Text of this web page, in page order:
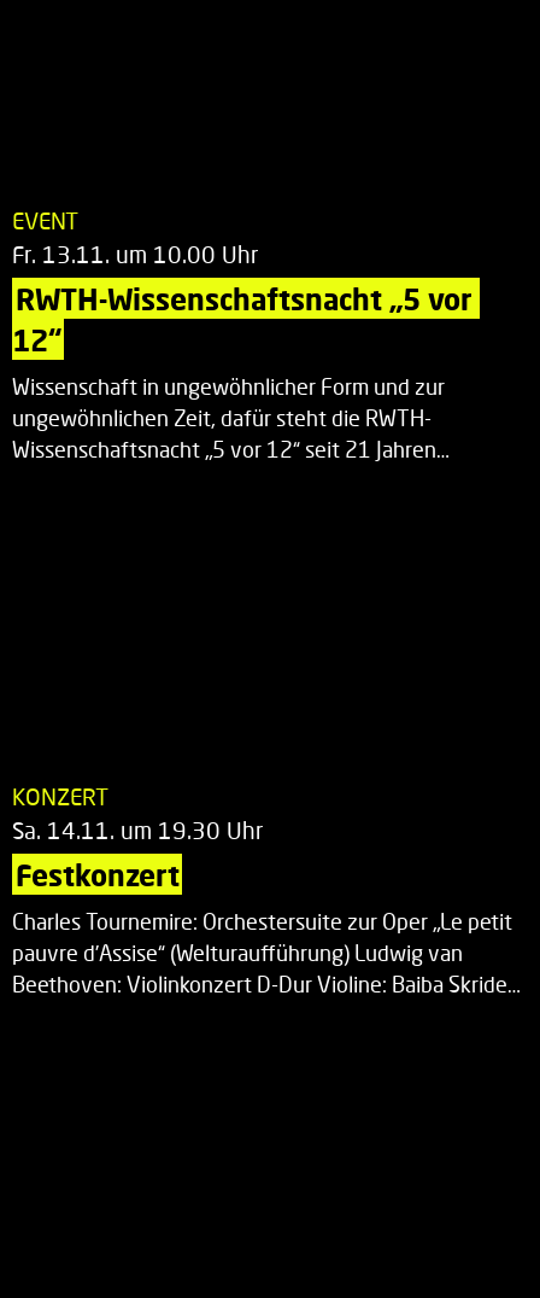
EVENT
Fr. 13.11. um 10.00 Uhr
RWTH-Wissenschaftsnacht „5 vor
12“
Wissenschaft in ungewöhnlicher Form und zur
ungewöhnlichen Zeit, dafür steht die RWTH-
Wissenschaftsnacht „5 vor 12“ seit 21 Jahren…
KONZERT
Sa. 14.11. um 19.30 Uhr
Festkonzert
Charles Tournemire: Orchestersuite zur Oper „Le petit
pauvre d’Assise“ (Welturaufführung) Ludwig van
Beethoven: Violinkonzert D-Dur Violine: Baiba Skride…